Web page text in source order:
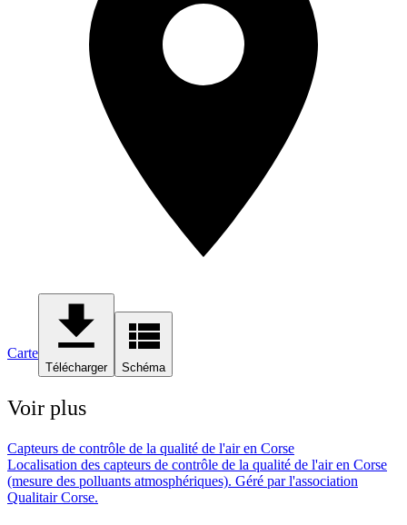
Carte
Télécharger Schéma
Voir plus
Capteurs de contrôle de la qualité de l'air en Corse
Localisation des capteurs de contrôle de la qualité de l'air en Corse
(mesure des polluants atmosphériques). Géré par l'association
Qualitair Corse.